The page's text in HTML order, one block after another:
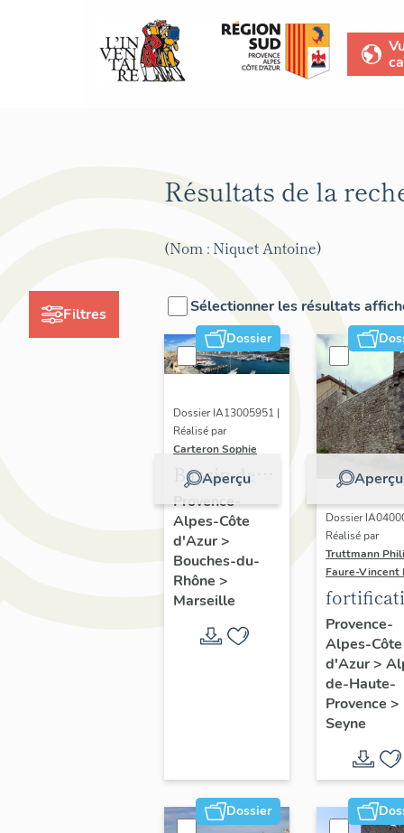
Filtres
Résultats de la
(Nom : Niquet Antoine)
Sélectionner les résultats
Dossier
Aperçu
Dossier IA13005951 |
Réalisé par
Carteron Sophie
Bassin de
port dit
vieux-port
de Marseille
Provence-
Alpes-Côte
d'Azur>
Bouches-du-
Rhône >
Marseille
Aperçu
Dossier
Réalisé par
Truttmann
Faure-Vincent
Provence-
Alpes-Côte
d'Azur>
de-Haute-
Provence >
Seyne
Dossier